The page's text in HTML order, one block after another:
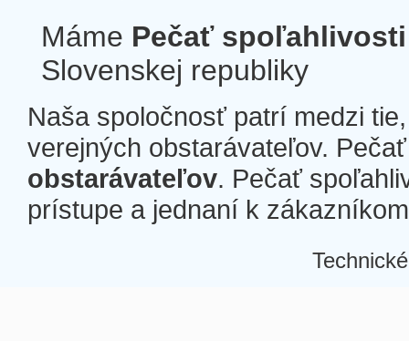
Máme Pečať spoľahlivosti
Slovenskej republiky
Naša spoločnosť patrí medzi
verejných obstarávateľov.
obstarávateľov. Pečať
prístupe a jednaní k